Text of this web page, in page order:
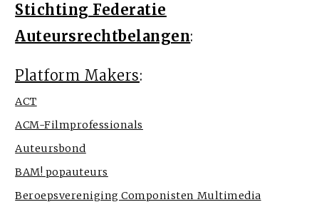
Stichting Federatie
Auteursrechtbelangen:
Platform Makers:
ACT
ACM-Filmprofessionals
Auteursbond
BAM! popauteurs
Beroepsvereniging Componisten Multimedia